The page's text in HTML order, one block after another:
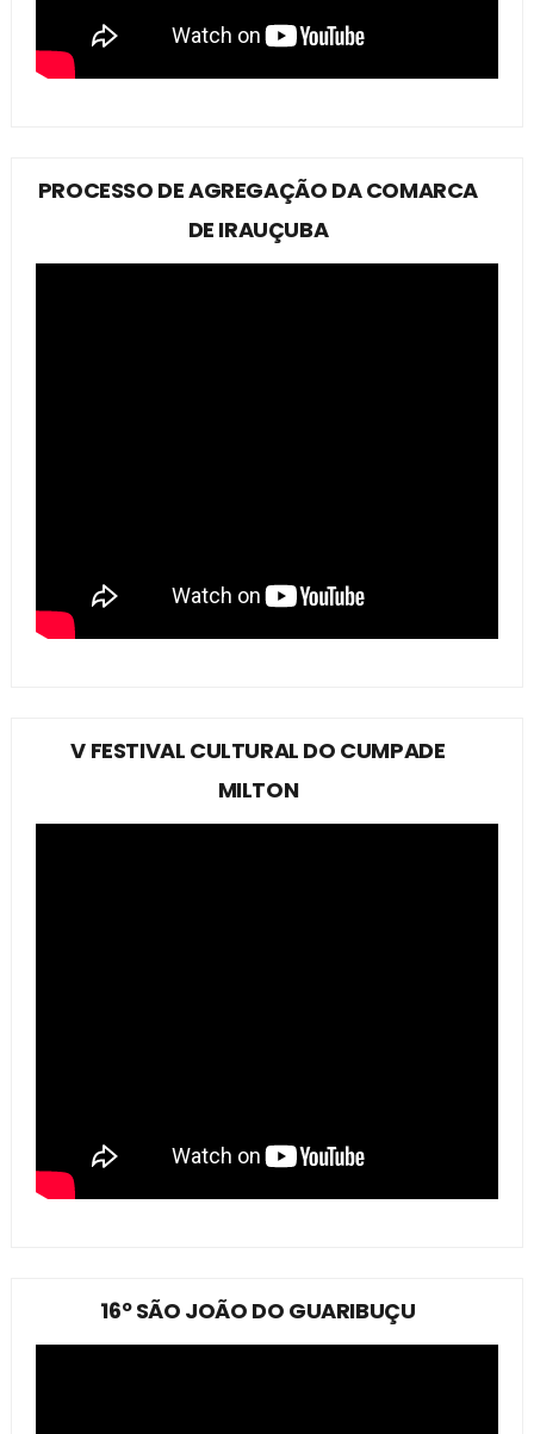
PROCESSO DE AGREGAÇÃO DA COMARCA
DE IRAUÇUBA
V FESTIVAL CULTURAL DO CUMPADE
MILTON
16º SÃO JOÃO DO GUARIBUÇU